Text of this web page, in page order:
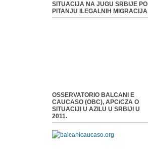
SITUACIJA NA JUGU SRBIJE PO
PITANJU ILEGALNIH MIGRACIJA
OSSERVATORIO BALCANI E
CAUCASO (OBC), APC/CZA O
SITUACIJI U AZILU U SRBIJI U
2011.